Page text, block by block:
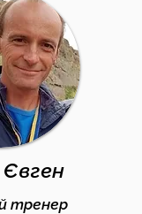
тренер